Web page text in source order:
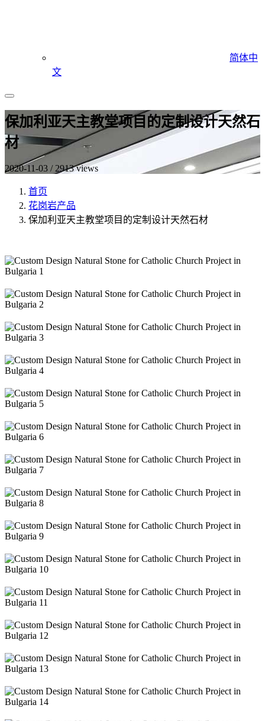
简体中
文
保加利亚天主教堂项目的定制设计天然石
材
2020-11-03 / 2913 views
首页
花岗岩产品
保加利亚天主教堂项目的定制设计天然石材